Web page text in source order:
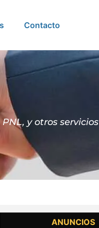
Contacto
y otros servicios
ANUNCIOS